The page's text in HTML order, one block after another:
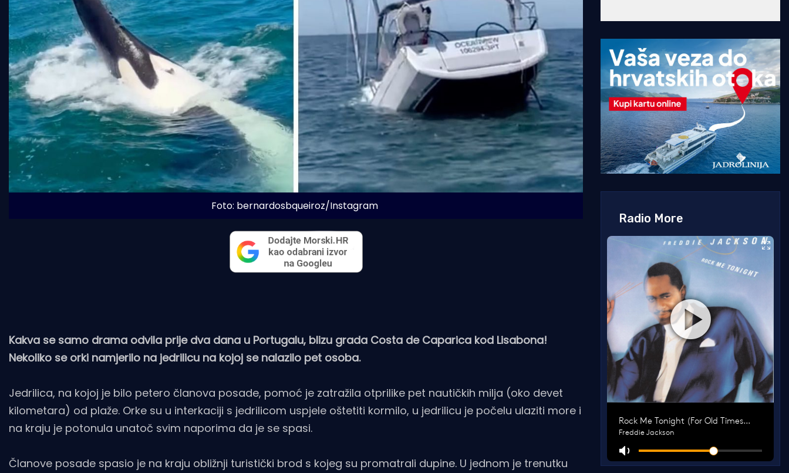
Foto: bernardosbqueiroz/Instagram
Kakva se samo drama odvila prije dva dana u Portugalu, blizu grada Costa de Caparica kod Lisabona!
Nekoliko se orki namjerilo na jedrilicu na kojoj se nalazilo pet osoba.
Jedrilica, na kojoj je bilo petero članova posade, pomoć je zatražila otprilike pet nautičkih milja (oko devet
kilometara) od plaže. Orke su u interkaciji s jedrilicom uspjele oštetiti kormilo, u jedrilicu je počelu ulaziti more i
na kraju je potonula unatoč svim naporima da je se spasi.
Članove posade spasio je na kraju obližnji turistički brod s kojeg su promatrali dupine. U jednom je trenutku
Radio More